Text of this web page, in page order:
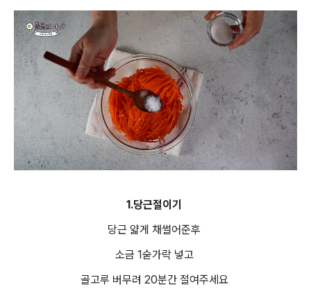
1.당근절이기
당근 얇게 채썰어준후
소금 1숟가락 넣고
골고루 버무려 20분간 절여주세요